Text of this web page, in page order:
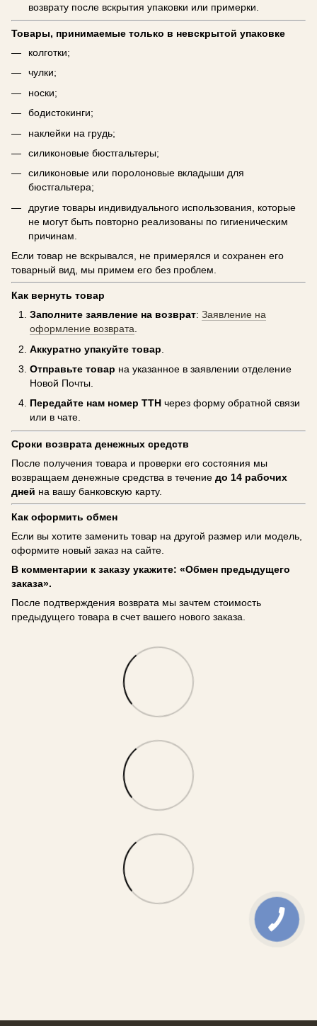
возврату после вскрытия упаковки или примерки.
Товары, принимаемые только в невскрытой упаковке
колготки;
чулки;
носки;
бодистокинги;
наклейки на грудь;
силиконовые бюстгальтеры;
силиконовые или поролоновые вкладыши для
бюстгальтера;
другие товары индивидуального использования, которые
не могут быть повторно реализованы по гигиеническим
причинам.
Если товар не вскрывался, не примерялся и сохранен его
товарный вид, мы примем его без проблем.
Как вернуть товар
Заполните заявление на возврат: Заявление на
оформление возврата
Аккуратно упакуйте товар
Отправьте товар на указанное в заявлении отделение
Новой Почты.
Передайте нам номер ТТН через форму обратной связи
или в чате.
Сроки возврата денежных средств
После получения товара и проверки его состояния мы
возвращаем денежные средства в течение до 14 рабочих
дней на вашу банковскую карту.
Как оформить обмен
Если вы хотите заменить товар на другой размер или модель,
оформите новый заказ на сайте.
В комментарии к заказу укажите: «Обмен предыдущего
заказа».
После подтверждения возврата мы зачтем стоимость
предыдущего товара в счет вашего нового заказа.